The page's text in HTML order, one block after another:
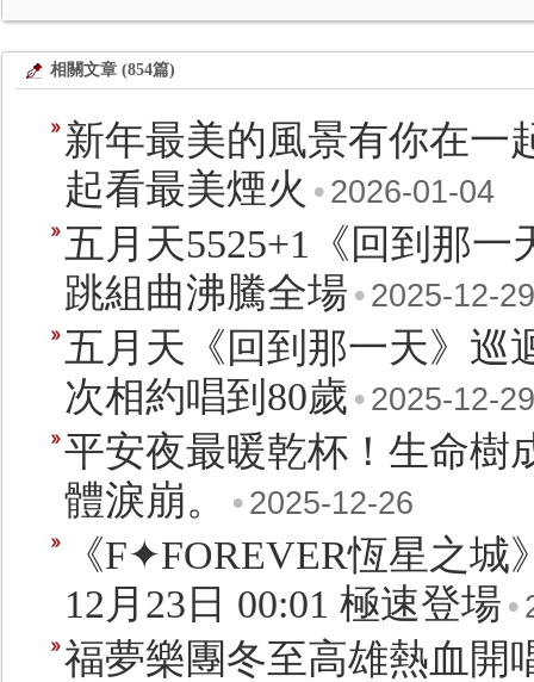
相關文章 (854篇)
新年最美的風景有你在一
起看最美煙火 • 2026-01-04
五月天5525+1《回到那
跳組曲沸騰全場 • 2025-12-29
五月天《回到那一天》巡
次相約唱到80歲 • 2025-12-29
平安夜最暖乾杯！生命樹
體淚崩。
• 2025-12-26
《F✦FOREVER恆星之
12月23日 00:01 極速登場 •
福夢樂團冬至高雄熱血